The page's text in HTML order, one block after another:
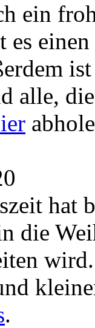
ein
es einen
alle,
hat
die
.